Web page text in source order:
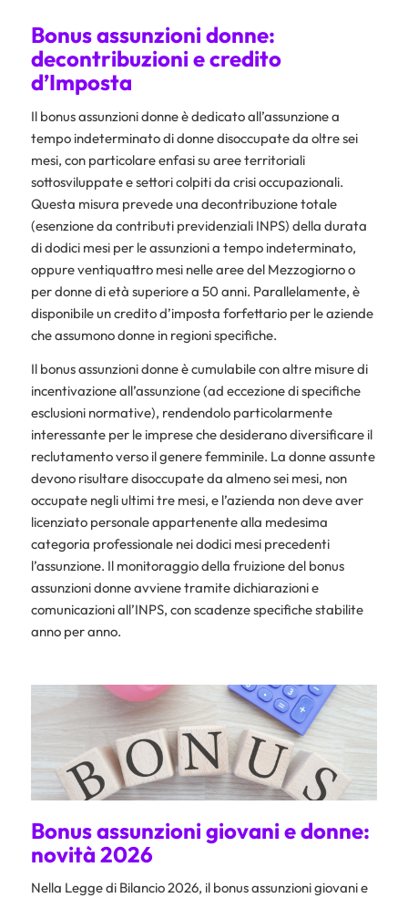
Bonus assunzioni donne:
decontribuzioni e credito
d’Imposta
Il bonus assunzioni donne è dedicato all’assunzione a
tempo indeterminato di donne disoccupate da oltre sei
mesi, con particolare enfasi su aree territoriali
sottosviluppate e settori colpiti da crisi occupazionali.
Questa misura prevede una decontribuzione totale
(esenzione da contributi previdenziali INPS) della durata
di dodici mesi per le assunzioni a tempo indeterminato,
oppure ventiquattro mesi nelle aree del Mezzogiorno o
per donne di età superiore a 50 anni. Parallelamente, è
disponibile un credito d’imposta forfettario per le aziende
che assumono donne in regioni specifiche.
Il bonus assunzioni donne è cumulabile con altre misure di
incentivazione all’assunzione (ad eccezione di specifiche
esclusioni normative), rendendolo particolarmente
interessante per le imprese che desiderano diversificare il
reclutamento verso il genere femminile. La donne assunte
devono risultare disoccupate da almeno sei mesi, non
occupate negli ultimi tre mesi, e l’azienda non deve aver
licenziato personale appartenente alla medesima
categoria professionale nei dodici mesi precedenti
l’assunzione. Il monitoraggio della fruizione del bonus
assunzioni donne avviene tramite dichiarazioni e
comunicazioni all’INPS, con scadenze specifiche stabilite
anno per anno.
Bonus assunzioni giovani e donne:
novità 2026
Nella Legge di Bilancio 2026, il bonus assunzioni giovani e